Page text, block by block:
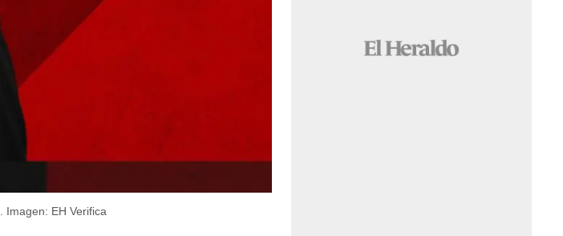
Imagen: EH Verifica